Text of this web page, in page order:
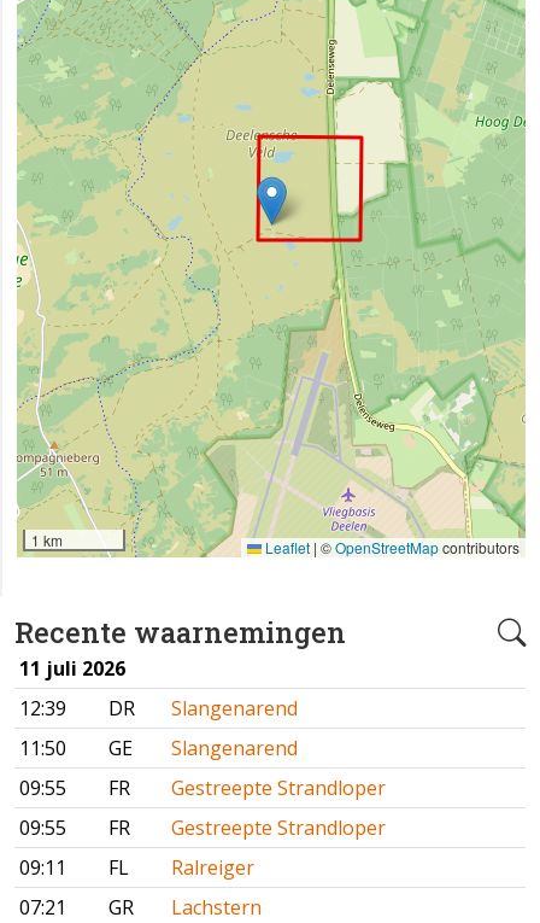
Recente waarnemingen
11 juli 2026
12:39
DR
Slangenarend
11:50
GE
Slangenarend
09:55
FR
Gestreepte Strandloper
09:55
FR
Gestreepte Strandloper
09:11
FL
Ralreiger
07:21
GR
Lachstern
1 km Leaflet | ©OpenStreetMapcontributors